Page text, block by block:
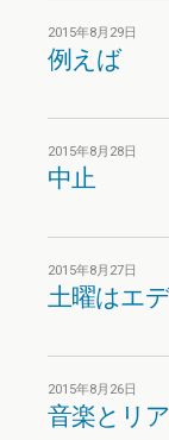
2015年8月29日
例えば
2015年8月28日
中止
2015年8月27日
土曜はエ
2015年8月26日
音楽とリ